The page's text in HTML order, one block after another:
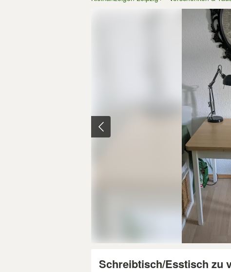
Schreibtisch/Esstisch zu